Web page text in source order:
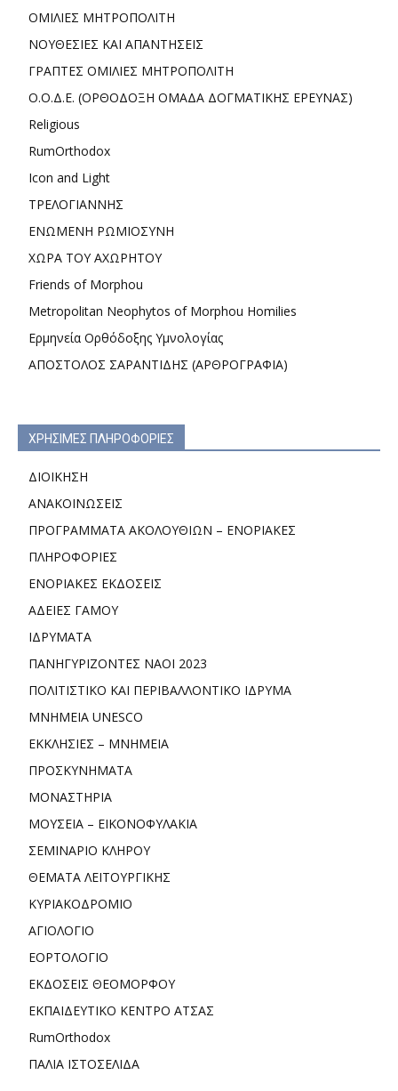
ΟΜΙΛΙΕΣ ΜΗΤΡΟΠΟΛΙΤΗ
ΝΟΥΘΕΣΙΕΣ ΚΑΙ ΑΠΑΝΤΗΣΕΙΣ
ΓΡΑΠΤΕΣ ΟΜΙΛΙΕΣ ΜΗΤΡΟΠΟΛΙΤΗ
Ο.Ο.Δ.Ε. (ΟΡΘΟΔΟΞΗ ΟΜΑΔΑ ΔΟΓΜΑΤΙΚΗΣ ΕΡΕΥΝΑΣ)
Religious
RumOrthodox
Icon and Light
ΤΡΕΛΟΓΙΑΝΝΗΣ
ΕΝΩΜΕΝΗ ΡΩΜΙΟΣΥΝΗ
ΧΩΡΑ ΤΟΥ ΑΧΩΡΗΤΟΥ
Friends of Morphou
Metropolitan Neophytos of Morphou Homilies
Ερμηνεία Ορθόδοξης Υμνολογίας
ΑΠΟΣΤΟΛΟΣ ΣΑΡΑΝΤΙΔΗΣ (ΑΡΘΡΟΓΡΑΦΙΑ)
ΧΡΗΣΙΜΕΣ ΠΛΗΡΟΦΟΡΙΕΣ
ΔΙΟΙΚΗΣΗ
ΑΝΑΚΟΙΝΩΣΕΙΣ
ΠΡΟΓΡΑΜΜΑΤΑ ΑΚΟΛΟΥΘΙΩΝ – ΕΝΟΡΙΑΚΕΣ
ΠΛΗΡΟΦΟΡΙΕΣ
ΕΝΟΡΙΑΚΕΣ ΕΚΔΟΣΕΙΣ
ΑΔΕΙΕΣ ΓΑΜΟΥ
ΙΔΡΥΜΑΤΑ
ΠΑΝΗΓΥΡΙΖΟΝΤΕΣ ΝΑΟΙ 2023
ΠΟΛΙΤΙΣΤΙΚΟ ΚΑΙ ΠΕΡΙΒΑΛΛΟΝΤΙΚΟ ΙΔΡΥΜΑ
ΜΝΗΜΕΙΑ UNESCO
ΕΚΚΛΗΣΙΕΣ – ΜΝΗΜΕΙΑ
ΠΡΟΣΚΥΝΗΜΑΤΑ
ΜΟΝΑΣΤΗΡΙΑ
ΜΟΥΣΕΙΑ – ΕΙΚΟΝΟΦΥΛΑΚΙΑ
ΣΕΜΙΝΑΡΙΟ ΚΛΗΡΟΥ
ΘΕΜΑΤΑ ΛΕΙΤΟΥΡΓΙΚΗΣ
ΚΥΡΙΑΚΟΔΡΟΜΙΟ
ΑΓΙΟΛΟΓΙΟ
ΕΟΡΤΟΛΟΓΙΟ
ΕΚΔΟΣΕΙΣ ΘΕΟΜΟΡΦΟΥ
ΕΚΠΑΙΔΕΥΤΙΚΟ ΚΕΝΤΡΟ ΑΤΣΑΣ
RumOrthodox
ΠΑΛΙΑ ΙΣΤΟΣΕΛΙΔΑ